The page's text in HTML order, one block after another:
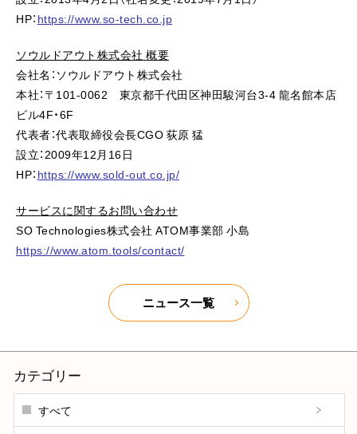
HP： https://www.so-tech.co.jp
ソウルドアウト株式会社 概要
会社名：ソウルドアウト株式会社
本社：〒101-0062 東京都千代田区神田駿河台3-4 龍名館本店
ビル4F・6F
代表者：代表取締役会長CGO 荻原 猛
設立：2009年12月16日
HP： https://www.sold-out.co.jp/
サービスに関するお問い合わせ
SO Technologies株式会社 ATOM事業部 小島
https://www.atom.tools/contact/
ニュース一覧
カテゴリー
すべて